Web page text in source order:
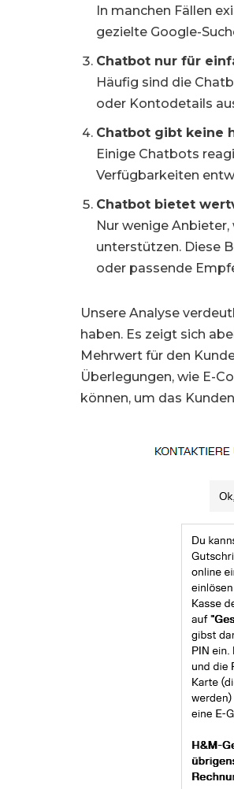
In manchen Fällen
gezielte Google-
Chatbot nur für
Häufig sind die
oder Kontodetails
Chatbot gibt keine
Einige Chatbots
Verfügbarkeiten
Chatbot bietet
Nur wenige
unterstützen. Diese
oder passende
Unsere Analyse
haben. Es zeigt sich
Mehrwert für den
Überlegungen, wie E-
können, um das